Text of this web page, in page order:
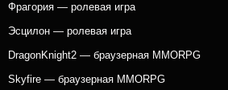
Фрагория — ролевая игра
Эсцилон — ролевая игра
DragonKnight2 — браузерная MMORPG
Skyfire — браузерная MMORPG